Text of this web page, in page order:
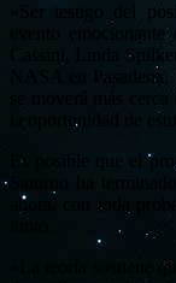
«Ser testigo del
evento
Cassini, Linda
NASA en
se moverá más
la oportunidad de
Es posible que el
Saturno ha
ahora, con toda
«La teoría sostiene